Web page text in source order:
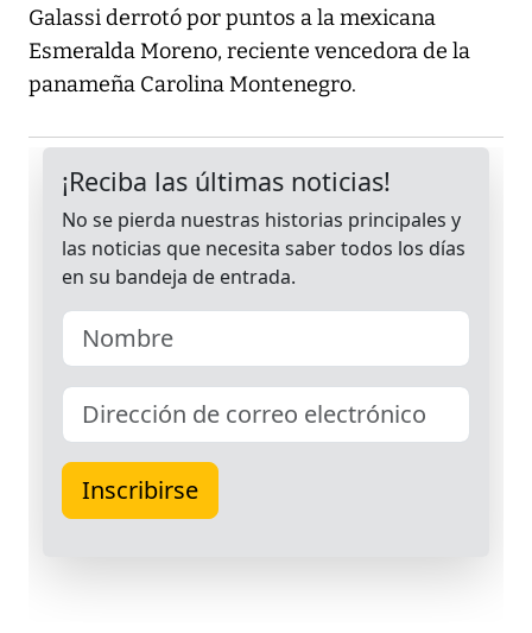
Galassi derrotó por puntos a la mexicana
Esmeralda Moreno, reciente vencedora de la
panameña Carolina Montenegro.